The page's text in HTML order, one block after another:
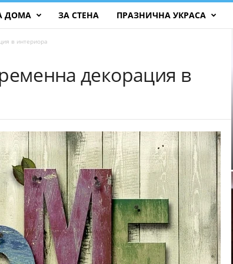
ДОМА ЗА СТЕНА ПРАЗНИЧНА УКРАСА
в интериора
декорация в